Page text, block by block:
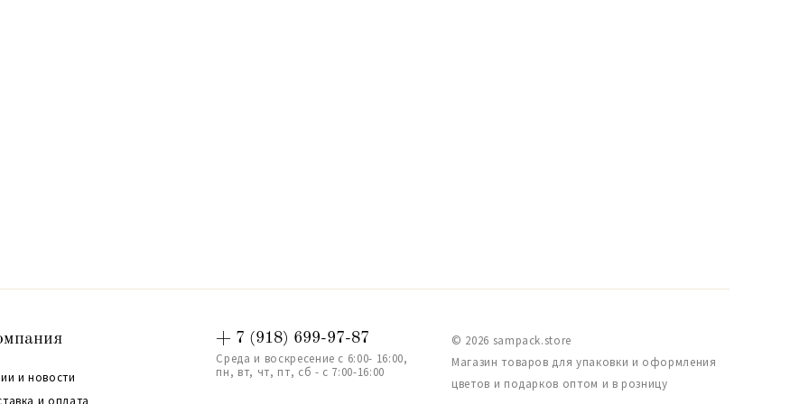
и новости
+ 7 (918) 699-97-87
Среда и воскресение с 6:00- 16:00,
пн, вт, чт, пт, сб - с 7:00-16:00
© 2026 sampack.store
Магазин товаров для упаковки и оформления
цветов и подарков оптом и в розницу